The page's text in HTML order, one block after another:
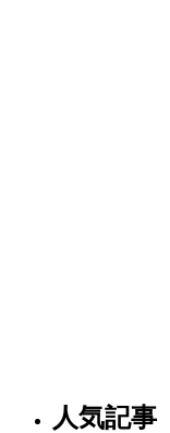
人気記事